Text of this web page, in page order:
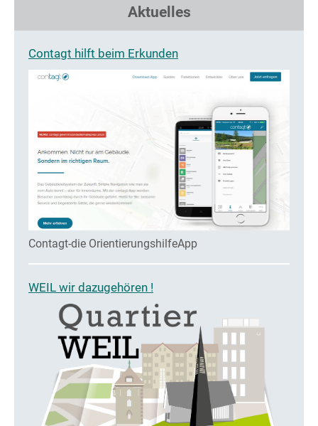
Aktuelles
Contagt hilft beim Erkunden
Contagt-die OrientierungshilfeApp
WEIL wir dazugehören !